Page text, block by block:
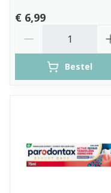
€ 6,99
Bestel